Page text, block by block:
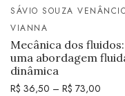
SÁVIO SOUZA
VIANNA
Mecânica dos fluidos:
uma abordagem
dinâmica
R$ 36,50 – R$ 73,00